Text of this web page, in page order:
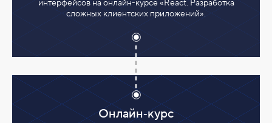
интерфейсов на онлайн-курсе «React. Разработка
сложных клиентских приложений».
Онлайн‑курс